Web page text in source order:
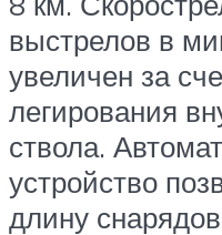
выстрелов в
увеличен за
легирования
ствола.
устройство
длину